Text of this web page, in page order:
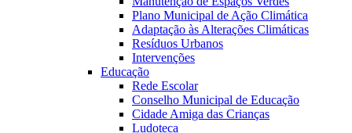
Plano Municipal de Ação Climática
Adaptação às Alterações Climáticas
Resíduos Urbanos
Intervenções
Educação
Rede Escolar
Conselho Municipal de Educação
Cidade Amiga das Crianças
Ludoteca